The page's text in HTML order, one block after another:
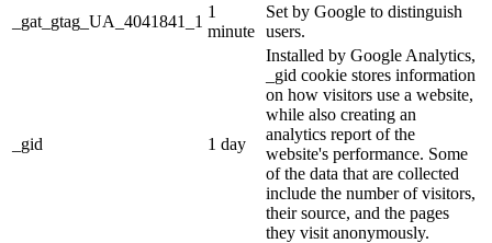
_gat_gtag_UA_4041841_1
1
minute
Set by Google to distinguish
users.
_gid 1 day
Installed by Google Analytics,
_gid cookie stores information
on how visitors use a website,
while also creating an
analytics report of the
website's performance. Some
of the data that are collected
include the number of visitors,
their source, and the pages
they visit anonymously.